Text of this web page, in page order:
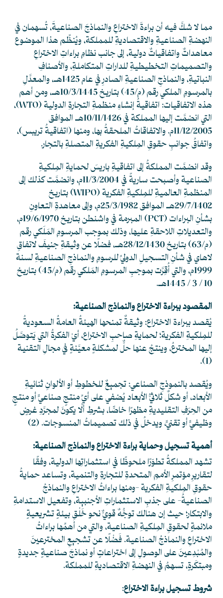
مما لا شكَّ فيه أن براءةَ الاختراعِ والنماذجَ الصناعيةَ، تُسهمان في
النهضةِ الصناعيةِ والاقتصاديةِ للمملكة، ويُنظِّم هذا الموضوع
معاهداتٌ واتفاقياتٌ دولية، إلى جانب نظامِ براءاتِ الاختراعِ
والتصميماتِ التخطيطيةِ للداراتِ المتكاملةِ، والأصنافِ
النباتيةِ، والنماذجِ الصناعيةِ الصادرِ في عام 1425هـ، والمعدَّلِ
بالمرسومِ الملكي رقم (م/45) بتاريخ 10/3/1445هـ، ومن أهم
هذه الاتفاقيات: اتفاقيةُ إنشاءِ منظمةِ التجارةِ الدولية (WTO)،
التي انضمَّت إليها المملكة في 10/11/1426هـ الموافق
11/12/2005م. والاتفاقاتُ الملحقةُ بها، ومنها (اتفاقيةُ تريبس)،
واتفاقُ جوانبِ حقوقِ المِلكيةِ الفكريةِ المتصلةِ بالتجار.
وقد انضمَّت المملكةُ إلى اتفاقيةِ باريسَ لحمايةِ المِلكيةِ
الصناعية وأصبحت ساريةً في 11/3/2004م، وانضمَّت كذلك إلى
المنظمةِ العالميةِ للمِلكيةِ الفكرية (WIPO) بتاريخ
29/7/1402هـ الموافق 25/3/1982م، وإلى معاهدةِ التعاونِ
بشأنِ البراءات (PCT) المبرمة في واشنطن بتاريخ 19/6/1970م،
والتعديلاتِ اللاحقةِ عليها، وذلك بموجب المرسومِ المَلَكي رقم
(م/63) بتاريخ 28/12/1430هـ، فضلًا عن وثيقةِ جنيفَ لاتفاقِ
لاهاي في شأنِ التسجيلِ الدوليِّ للرسومِ والنماذجِ الصناعيةِ لسنة
1999م، والتي أُقِرَّت بموجبِ المرسومِ المَلكي رقم (م/45) بتاريخ
10 / 3 / 1445هـ.
المقصود ببراءة الاختراع والنماذج الصناعية:
يُقصد ببراءة الاختراع: وثيقةٌ تمنحها الهيئةُ العامةُ السعوديةُ
للمِلكيةِ الفكرية؛ لحمايةِ صاحبِ الاختراع، أيْ الفكرةُ التي يَتوصَّلُ
إليها المخترعُ، وينتجُ عنها حلٌّ لمشكلةٍ معيَّنةٍ في مجالِ التقنية
(1)
.
ويُقصد بالنموذجِ الصناعي: تجميعٌ للخطوطِ أو الألوانِ ثنائيةِ
الأبعاد، أو شكلٌ ثلاثيُّ الأبعاد يُضفي على أيِّ منتجٍ صناعيٍّ أو منتجٍ
من الحِرَفِ التقليديةِ مظهرًا خاصًّا، بشرطِ ألَّا يكونَ لمجرَّدِ غرضٍ
وظيفيٍّ أو تقنيٍّ، ويدخلُ في ذلك تصميماتُ المنسوجات. (2)
أهمية تسجيل وحماية براءة الاختراع والنماذج الصناعية:
تشهد المملكةُ تطوّرًا ملحوظًا في استثماراتِها الدولية، وفقًا
لتقاريرِ مؤتمرِ الأممِ المتحدةِ للتجارةِ والتنمية، وتساعد حمايةُ
حقوقِ المِلكيةِ الفكرية -ومنها براءاتُ الاختراعِ والنماذجُ
الصناعيةُ- على جذبِ الاستثماراتِ الأجنبية، وتفعيل الاستدامةِ
والابتكار؛ حيث إن هنالك توجُّهٌ قويٌّ نحو خَلْقِ بيئةٍ تشريعيةٍ
ملائمةٍ لحقوقِ المِلكيةِ الصناعية، والتي من أهمِّها براءاتُ
الاختراعِ والنماذجُ الصناعية. فَضْلًا عن تشجيعِ المخترعينَ
والمُبْدِعينَ على الوصولِ إلى اختراعاتٍ أو نماذجَ صناعيةٍ جديدةٍ
ومبتكَرةٍ، تسهمُ في النهضةِ الاقتصاديةِ للمملكة.
شروط تسجيل براءة الاختراع: